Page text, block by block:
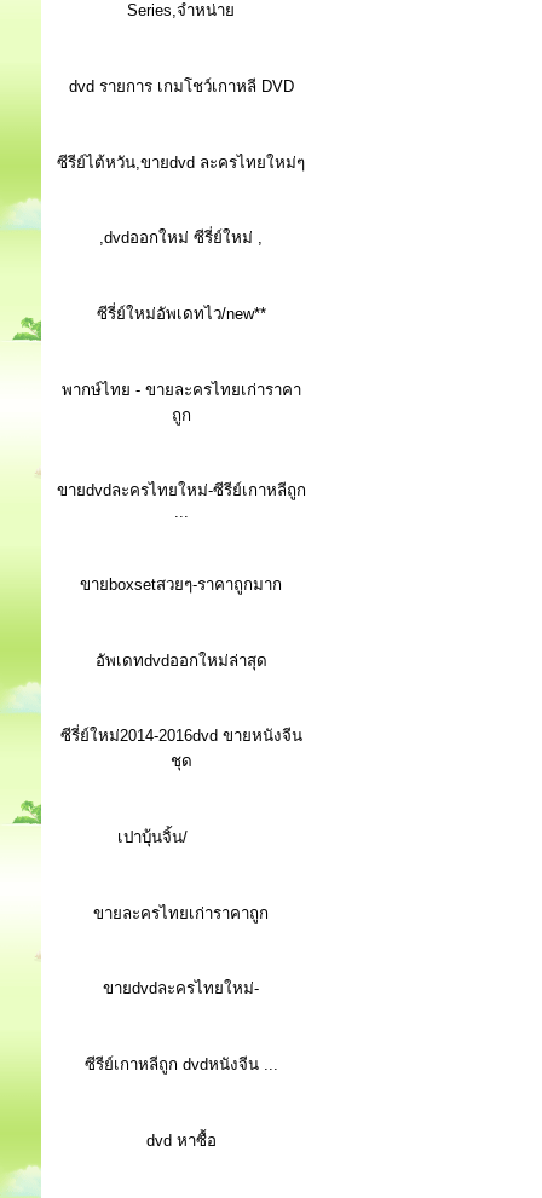
Series,จำหน่าย
dvd รายการ เกมโชว์เกาหลี DVD
ซีรีย์ไต้หวัน,ขายdvd ละครไทยใหม่ๆ
,dvdออกใหม่ ซีรี่ย์ใหม่ ,
ซีรี่ย์ใหม่อัพเดทไว/new**
พากษ์ไทย - ขายละครไทยเก่าราคา
ถูก
ขายdvdละครไทยใหม่-ซีรีย์เกาหลีถูก
...
ขายboxsetสวยๆ-ราคาถูกมาก
อัพเดทdvdออกใหม่ล่าสุด
ซีรี่ย์ใหม่2014-2016dvd ขายหนังจีน
ชุด
เปาบุ้นจิ้น/
ขายละครไทยเก่าราคาถูก
ขายdvdละครไทยใหม่-
ซีรีย์เกาหลีถูก dvdหนังจีน ...
dvd หาซื้อ